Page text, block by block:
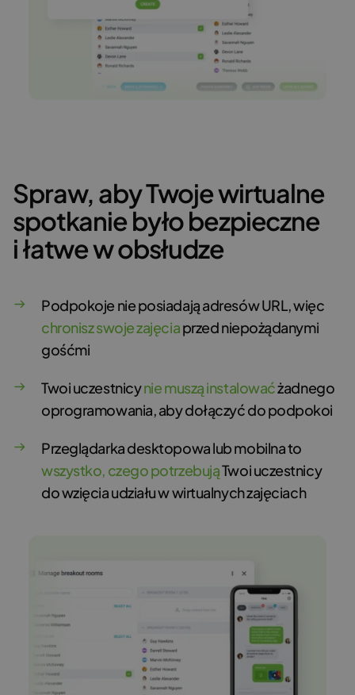
Spraw, aby Twoje wirtualne
spotkanie było bezpieczne
i łatwe w obsłudze
Podpokoje nie posiadają adresów URL, więc
chronisz swoje zajęciaprzed niepożądanymi
gośćmi
Twoi uczestnicynie muszą instalowaćżadnego
oprogramowania, aby dołączyć do podpokoi
Przeglądarka desktopowa lub mobilna to
wszystko, czego potrzebująTwoi uczestnicy
do wzięcia udziału w wirtualnych zajęciach